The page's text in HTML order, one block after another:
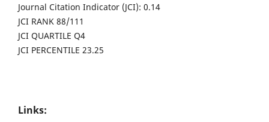
Journal Citation Indicator (JCI): 0.14
JCI RANK 88/111
JCI QUARTILE Q4
JCI PERCENTILE 23.25
Links: